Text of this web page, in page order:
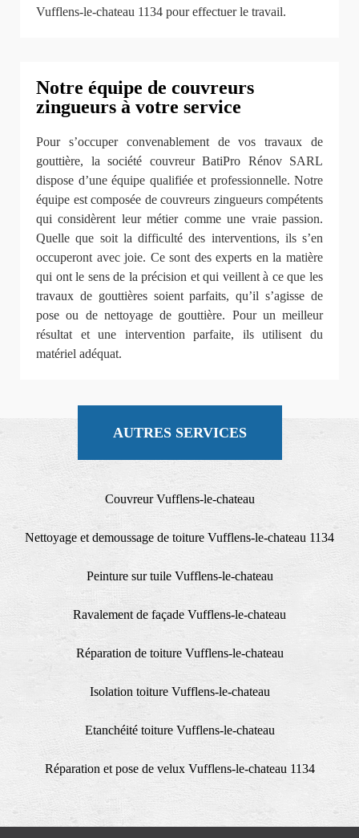
Vufflens-le-chateau 1134 pour effectuer le travail.
Notre équipe de couvreurs
zingueurs à votre service
Pour s’occuper convenablement de vos travaux de
gouttière, la société couvreur BatiPro Rénov SARL
dispose d’une équipe qualifiée et professionnelle. Notre
équipe est composée de couvreurs zingueurs compétents
qui considèrent leur métier comme une vraie passion.
Quelle que soit la difficulté des interventions, ils s’en
occuperont avec joie. Ce sont des experts en la matière
qui ont le sens de la précision et qui veillent à ce que les
travaux de gouttières soient parfaits, qu’il s’agisse de
pose ou de nettoyage de gouttière. Pour un meilleur
résultat et une intervention parfaite, ils utilisent du
matériel adéquat.
AUTRES SERVICES
Couvreur Vufflens-le-chateau
Nettoyage et demoussage de toiture Vufflens-le-chateau 1134
Peinture sur tuile Vufflens-le-chateau
Ravalement de façade Vufflens-le-chateau
Réparation de toiture Vufflens-le-chateau
Isolation toiture Vufflens-le-chateau
Etanchéité toiture Vufflens-le-chateau
Réparation et pose de velux Vufflens-le-chateau 1134